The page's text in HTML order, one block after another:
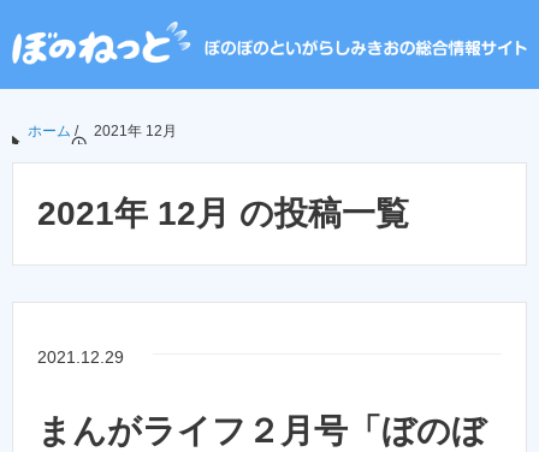
ホーム / 2021年 12月
2021年 12月 の投稿一覧
2021.12.29
まんがライフ２月号「ぼのぼ